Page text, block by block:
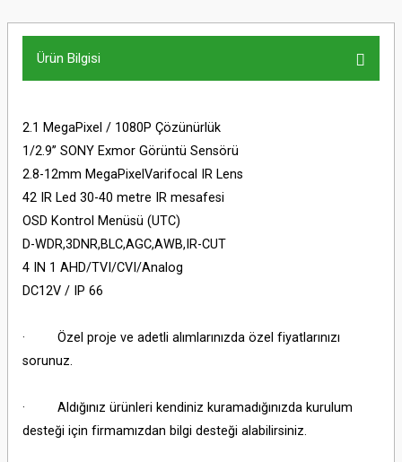
Ürün Bilgisi
2.1 MegaPixel / 1080P Çözünürlük
1/2.9’’ SONY Exmor Görüntü Sensörü
2.8-12mm MegaPixelVarifocal IR Lens
42 IR Led 30-40 metre IR mesafesi
OSD Kontrol Menüsü (UTC)
D-WDR,3DNR,BLC,AGC,AWB,IR-CUT
4 IN 1 AHD/TVI/CVI/Analog
DC12V / IP 66
· Özel proje ve adetli alımlarınızda özel fiyatlarınızı
sorunuz.
· Aldığınız ürünleri kendiniz kuramadığınızda kurulum
desteği için firmamızdan bilgi desteği alabilirsiniz.